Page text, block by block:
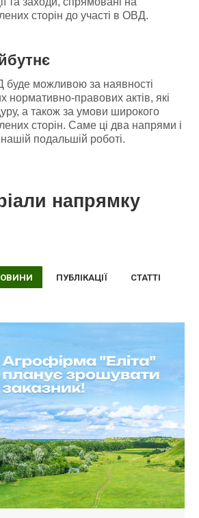
сторін до участі в ОВД.
буде можливою за наявності
нормативно-правових актів, які
а також за умови широкого
сторін. Саме ці два напрями і
подальшій роботі.
напрямку
ПУБЛІКАЦІЇ СТАТТІ